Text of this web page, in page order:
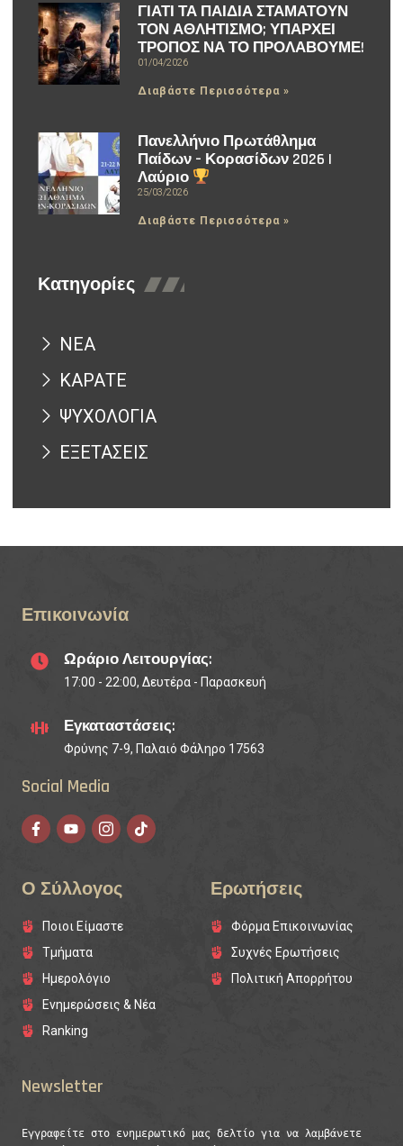
ΓΙΑΤΙ ΤΑ ΠΑΙΔΙΑ ΣΤΑΜΑΤΟΥΝ
ΤΟΝ ΑΘΛΗΤΙΣΜΟ; ΥΠΑΡΧΕΙ
ΤΡΟΠΟΣ ΝΑ ΤΟ ΠΡΟΛΑΒΟΥΜΕ!
01/04/2026
Διαβάστε Περισσότερα »
Πανελλήνιο Πρωτάθλημα
Παίδων – Κορασίδων 2026 |
Λαύριο
25/03/2026
Διαβάστε Περισσότερα »
Κατηγορίες
ΝΕΑ
ΚΑΡΑΤΕ
ΨΥΧΟΛΟΓΙΑ
ΕΞΕΤΑΣΕΙΣ
Επικοινωνία
Ωράριο Λειτουργίας:
17:00 - 22:00, Δευτέρα - Παρασκευή
Εγκαταστάσεις:
Φρύνης 7-9, Παλαιό Φάληρο 17563
Social Media
Ο Σύλλογος
Ποιοι Είμαστε
Τμήματα
Ημερολόγιο
Ενημερώσεις & Νέα
Ranking
Ερωτήσεις
Φόρμα Επικοινωνίας
Συχνές Ερωτήσεις
Πολιτική Απορρήτου
Newsletter
Εγγραφείτε στο ενημερωτικό μας δελτίο για να λαμβάνετε